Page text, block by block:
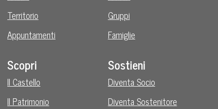
Territorio
Appuntamenti
Gruppi
Famiglie
Scopri
Il Castello
Il Patrimonio
Sostieni
Diventa Socio
Diventa Sostenitore